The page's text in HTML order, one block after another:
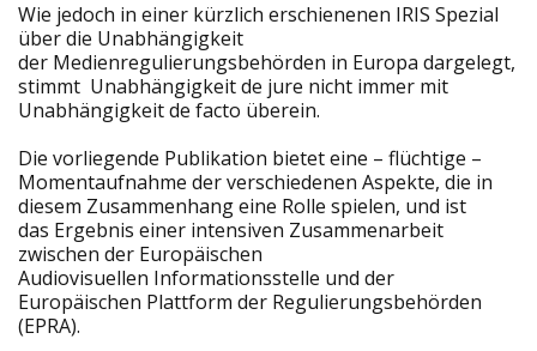
Wie jedoch in einer kürzlich erschienenen IRIS Spezial
über die Unabhängigkeit
der Medienregulierungsbehörden in Europa dargelegt,
stimmt Unabhängigkeit de jure nicht immer mit
Unabhängigkeit de facto überein.
Die vorliegende Publikation bietet eine – flüchtige –
Momentaufnahme der verschiedenen Aspekte, die in
diesem Zusammenhang eine Rolle spielen, und ist
das Ergebnis einer intensiven Zusammenarbeit
zwischen der Europäischen
Audiovisuellen Informationsstelle und der
Europäischen Plattform der Regulierungsbehörden
(EPRA).